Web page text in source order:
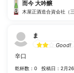
而今 大吟醸
木屋正酒造合資会社（三
ま
Good!
辛口
乾杯数：0 投稿日：2月